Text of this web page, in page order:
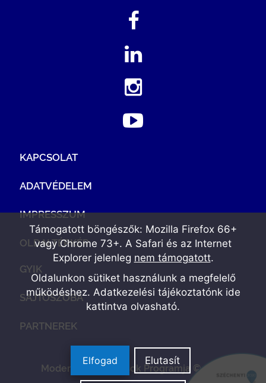
KAPCSOLAT
ADATVÉDELEM
IMPRESSZUM
OLDALTÉRKÉP
GYIK
SAJTÓSZOBA
PARTNEREK
Modern Vállalkozások Programja © 2022
Támogatott böngészők: Mozilla Firefox 66+
vagy Chrome 73+. A Safari és az Internet
Explorer jelenleg nem támogatott.
Oldalunkon sütiket használunk a megfelelő
működéshez. Adatkezelési tájékoztatónk ide
kattintva olvasható.
Elfogad Elutasít